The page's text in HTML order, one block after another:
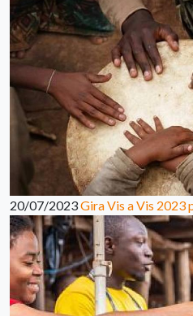
20/07/2023Gira Vis a Vis 2023